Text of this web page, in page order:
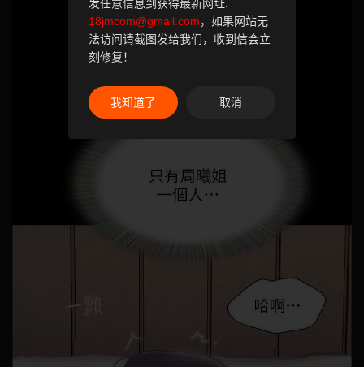
发任意信息到获得最新网址:
18jmcom@gmail.com，如果网站无
法访问请截图发给我们，收到信会立
刻修复！
我知道了 取消